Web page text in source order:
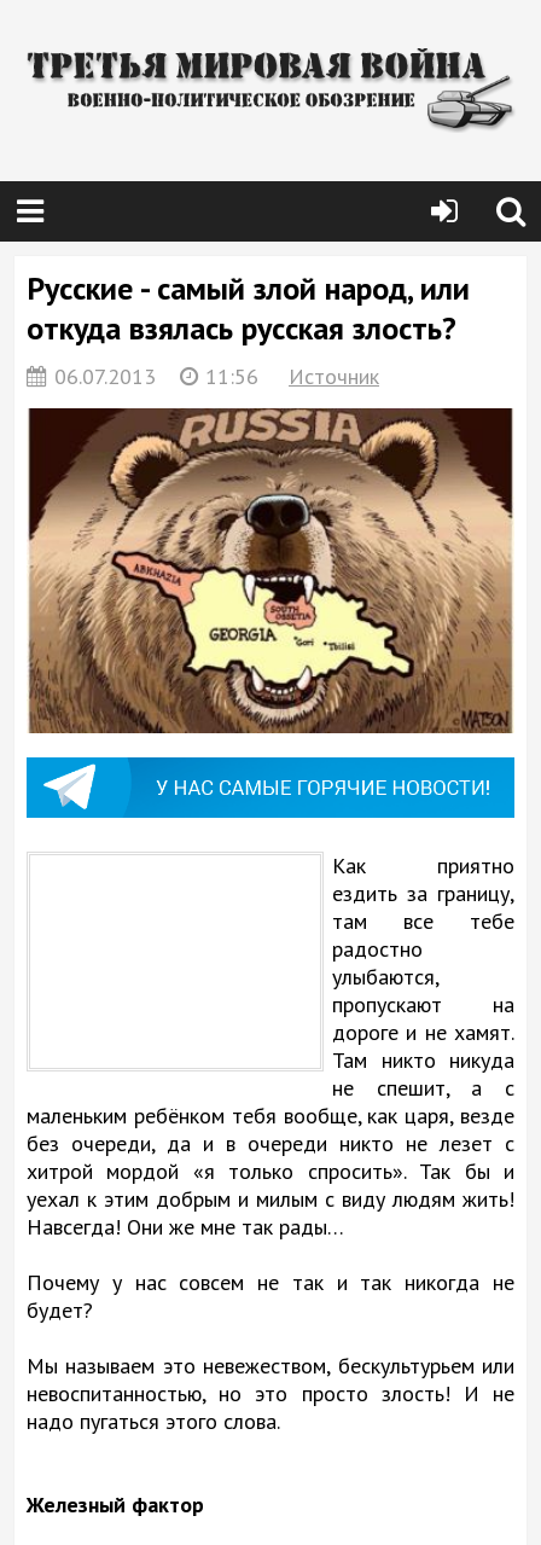
Русские - самый злой народ, или
откуда взялась русская злость?
06.07.2013 11:56 Источник
Как приятно
ездить за границу,
там все тебе
радостно
улыбаются,
пропускают на
дороге и не хамят.
Там никто никуда
не спешит, а с
маленьким ребёнком тебя вообще, как царя, везде
без очереди, да и в очереди никто не лезет с
хитрой мордой «я только спросить». Так бы и
уехал к этим добрым и милым с виду людям жить!
Навсегда! Они же мне так рады…
Почему у нас совсем не так и так никогда не
будет?
Мы называем это невежеством, бескультурьем или
невоспитанностью, но это просто злость! И не
надо пугаться этого слова.
Железный фактор